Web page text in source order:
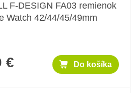
F-DESIGN FA03 remienok
Watch 42/44/45/49mm
€ Do košíka